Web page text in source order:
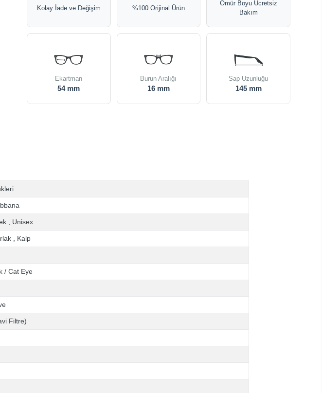
Kolay İade ve Değişim %100 Orijinal Ürün
Ömür Boyu Ücretsiz
Bakım
Ekartman
54 mm
Burun Aralığı
16 mm
Sap Uzunluğu
145 mm
Unisex
Kalp
/ Cat Eye
Filtre)